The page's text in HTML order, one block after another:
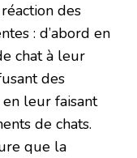
des
: d’abord en
chat à leur
des
leur faisant
de chats.
que la